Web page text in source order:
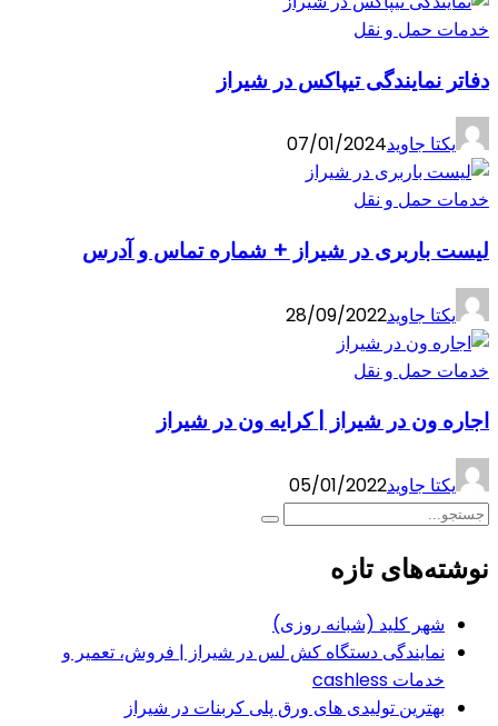
خدمات حمل و نقل
دفاتر نمایندگی تیپاکس در شیراز
یکتا جاوید07/01/2024
خدمات حمل و نقل
لیست باربری در شیراز + شماره تماس و آدرس
یکتا جاوید28/09/2022
خدمات حمل و نقل
اجاره ون در شیراز | کرایه ون در شیراز
یکتا جاوید05/01/2022
نوشته‌های تازه
شهر کلید (شبانه روزی)
نمایندگی دستگاه کش لس در شیراز | فروش، تعمیر و
خدمات cashless
بهترین تولیدی های ورق پلی کربنات در شیراز